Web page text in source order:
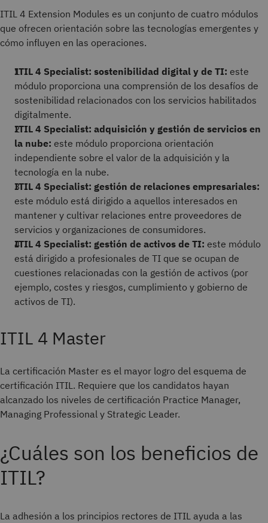
ITIL 4 Extension Modules es un conjunto de cuatro módulos
que ofrecen orientación sobre las tecnologías emergentes y
cómo influyen en las operaciones.
ITIL 4 Specialist: sostenibilidad digital y de TI: este
módulo proporciona una comprensión de los desafíos de
sostenibilidad relacionados con los servicios habilitados
digitalmente.
ITIL 4 Specialist: adquisición y gestión de servicios en
la nube: este módulo proporciona orientación
independiente sobre el valor de la adquisición y la
tecnología en la nube.
ITIL 4 Specialist: gestión de relaciones empresariales:
este módulo está dirigido a aquellos interesados en
mantener y cultivar relaciones entre proveedores de
servicios y organizaciones de consumidores.
ITIL 4 Specialist: gestión de activos de TI: este módulo
está dirigido a profesionales de TI que se ocupan de
cuestiones relacionadas con la gestión de activos (por
ejemplo, costes y riesgos, cumplimiento y gobierno de
activos de TI).
ITIL 4 Master
La certificación Master es el mayor logro del esquema de
certificación ITIL. Requiere que los candidatos hayan
alcanzado los niveles de certificación Practice Manager,
Managing Professional y Strategic Leader.
¿Cuáles son los beneficios de
ITIL?
La adhesión a los principios rectores de ITIL ayuda a las